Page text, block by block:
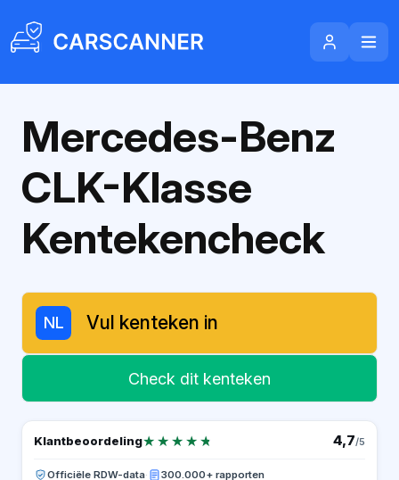
Mercedes-Benz
CLK-Klasse
Kentekencheck
NL
Check dit kenteken
Klantbeoordeling★★★★★
★★★★★ 4,7/5
Officiële RDW-data·
300.000+ rapporten